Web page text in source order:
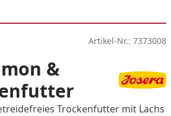
Artikel-Nr.: 7373008
&
Trockenfutter mit Lachs